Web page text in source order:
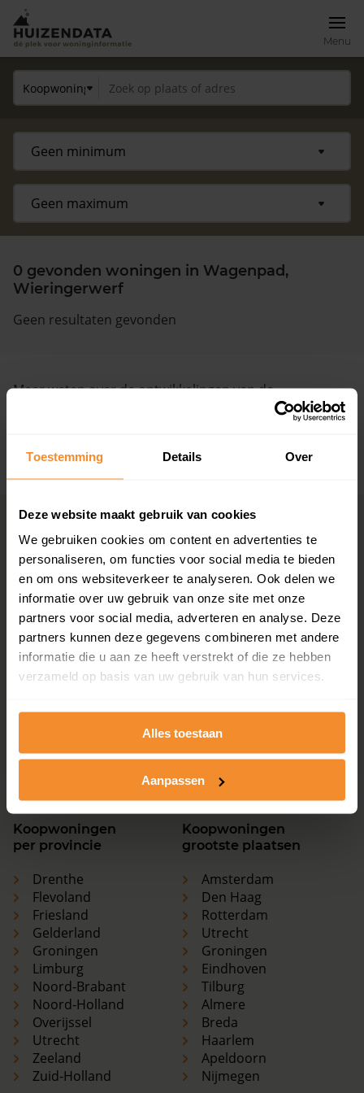
Toestemming Details Over
Deze website maakt gebruik van cookies
We gebruiken cookies om content en advertenties te
personaliseren, om functies voor social media te bieden
en om ons websiteverkeer te analyseren. Ook delen we
informatie over uw gebruik van onze site met onze
partners voor social media, adverteren en analyse. Deze
partners kunnen deze gegevens combineren met andere
informatie die u aan ze heeft verstrekt of die ze hebben
verzameld op basis van uw gebruik van hun services.
Alles toestaan
Aanpassen
Menu
Zoek een woning
Vragen? Neem contact met ons op
Maandag t/m vrijdag - 08:00 -18:00
0 gevonden woningen in Wagenpad,
Wieringerwerf
Geen resultaten gevonden
Meer weten over de ontwikkelingen van de
huizenprijzen, woningwaarde en andere cijfers in deze
Wagenpad.
+ Lees de volledige omschrijving
per provincie
Drenthe
Flevoland
Friesland
Gelderland
Groningen
Limburg
Noord-Brabant
Zeeland
woningmarkten
Amsterdam
Den Haag
Rotterdam
Utrecht
Groningen
Eindhoven
Tilburg
Haarlem
Apeldoorn
Nijmegen
Koopwoningen
per provincie
Drenthe
Flevoland
Friesland
Gelderland
Groningen
Limburg
Noord-Brabant
Noord-Holland
Overijssel
Utrecht
Zeeland
Zuid-Holland
Koopwoningen
grootste plaatsen
Amsterdam
Den Haag
Rotterdam
Utrecht
Groningen
Eindhoven
Tilburg
Almere
Breda
Haarlem
Apeldoorn
Nijmegen